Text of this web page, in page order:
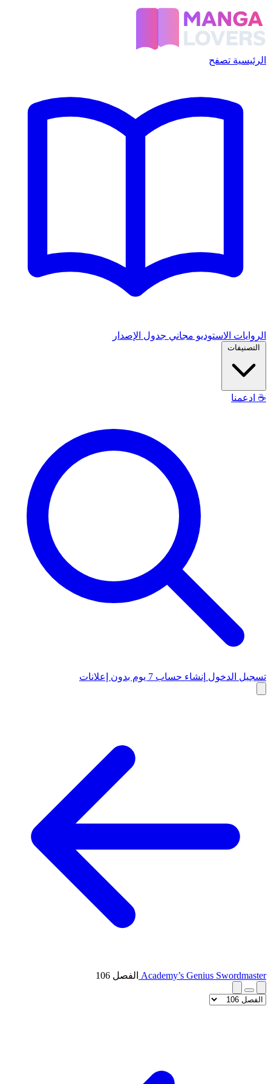
الرئيسية تصفح
الروايات الاستوديو مجاني جدول الإصدار
التصنيفات
☕ ادعمنا
تسجيل الدخول إنشاء حساب 7 يوم بدون إعلانات
Academy’s Genius Swordmaster الفصل 106